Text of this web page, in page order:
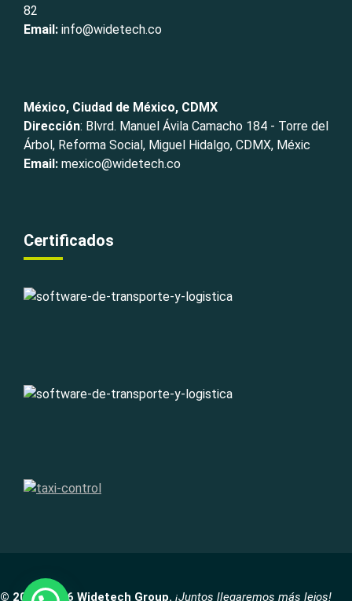
82
Email: info@widetech.co
México, Ciudad de México, CDMX
Dirección: Blvrd. Manuel Ávila Camacho 184 - Torre del
Árbol, Reforma Social, Miguel Hidalgo, CDMX, Méxic
Email: mexico@widetech.co
Certificados
© 2007-2026 Widetech Group. ¡Juntos llegaremos más lejos!